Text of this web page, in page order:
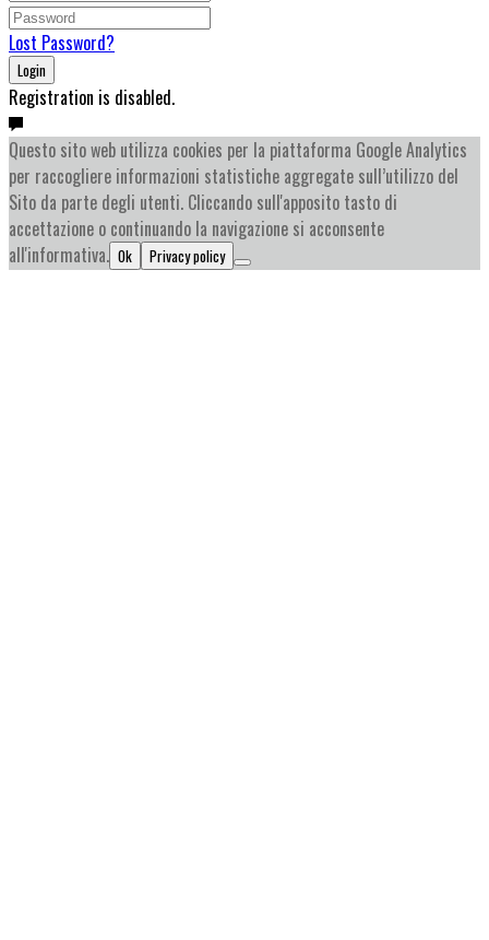
Lost Password?
Login
Registration is disabled.
Questo sito web utilizza cookies per la piattaforma Google Analytics
per raccogliere informazioni statistiche aggregate sull’utilizzo del
Sito da parte degli utenti. Cliccando sull'apposito tasto di
accettazione o continuando la navigazione si acconsente
all'informativa. Ok Privacy policy